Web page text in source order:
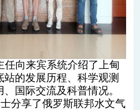
任向来宾系统介绍了上甸
的发展历程、科学观测
国际交流及科普情况。
分享了俄罗斯联邦水文气